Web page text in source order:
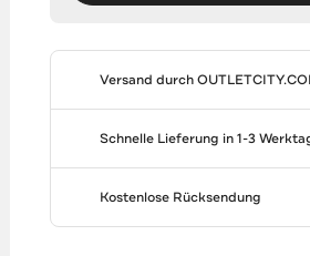
Versand durch
Schnelle Lieferung in 1-3
Kostenlose Rücksendung